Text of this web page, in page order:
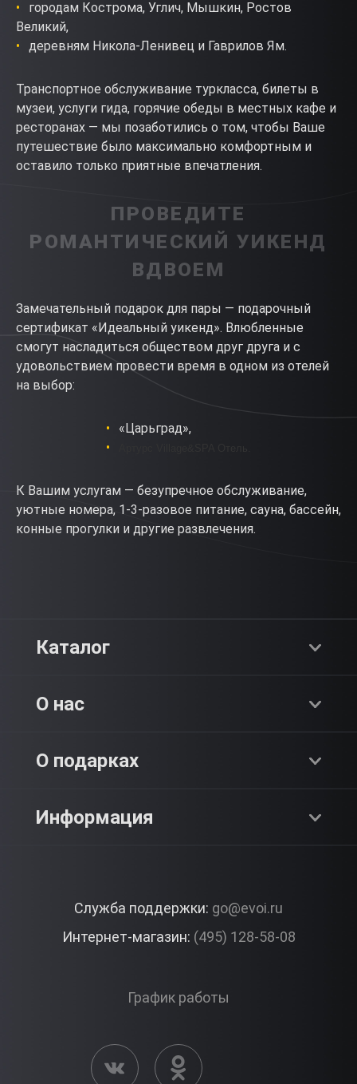
городам Кострома, Углич, Мышкин, Ростов
Великий,
деревням Никола-Ленивец и Гаврилов Ям.
Транспортное обслуживание туркласса, билеты в
музеи, услуги гида, горячие обеды в местных кафе и
ресторанах — мы позаботились о том, чтобы Ваше
путешествие было максимально комфортным и
оставило только приятные впечатления.
ПРОВЕДИТЕ
РОМАНТИЧЕСКИЙ УИКЕНД
ВДВОЕМ
Замечательный подарок для пары — подарочный
сертификат «Идеальный уикенд». Влюбленные
смогут насладиться обществом друг друга и с
удовольствием провести время в одном из отелей
на выбор:
«Царьград»,
К Вашим услугам — безупречное обслуживание,
уютные номера, 1-3-разовое питание, сауна, бассейн,
конные прогулки и другие развлечения.
Каталог
Premium
О нас
О компании
Контакты
О подарках
Как это работает?
Вопросы и ответы
Информация
Корпоративные подарки
Активация сертификата
Служба поддержки: go@evoi.ru
Интернет-магазин: (495) 128-58-08
График работы